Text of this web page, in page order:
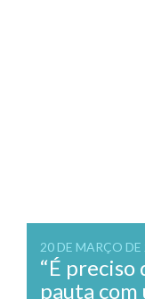
20 DE MARÇO DE
“É preciso
pauta com